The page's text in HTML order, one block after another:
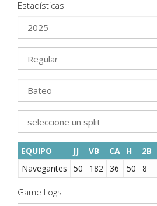
Estadísticas
EQUIPO JJ VB CA H 2B
Navegantes
50 182 36 50 8
Game Logs